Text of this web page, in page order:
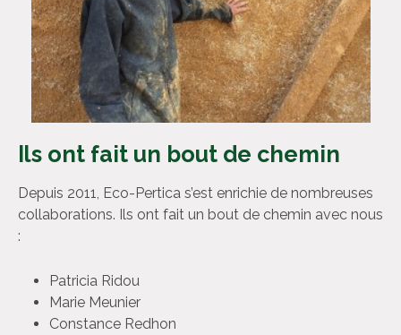
Ils ont fait un bout de chemin
Depuis 2011, Eco-Pertica s’est enrichie de nombreuses
collaborations. Ils ont fait un bout de chemin avec nous
:
Patricia Ridou
Marie Meunier
Constance Redhon